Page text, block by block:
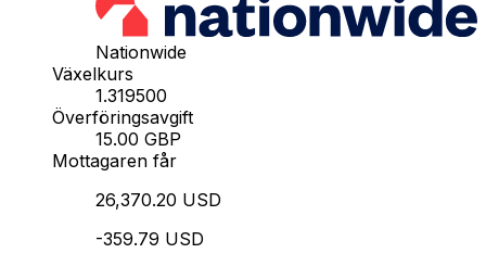
Nationwide
Växelkurs
1.319500
Överföringsavgift
15.00 GBP
Mottagaren får
26,370.20 USD
-359.79 USD